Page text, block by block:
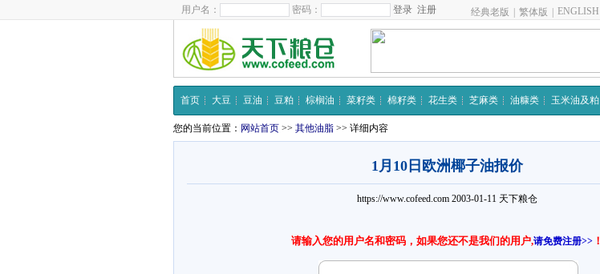
用户名： 密码： 注册 经典老版 繁体版 ENGLISH
首页 大豆 豆油 豆粕 棕榈油 菜籽类 棉籽类 花生类 芝麻类 油糠类 玉米油及粕
您的当前位置： 网站首页 >> 其他油脂 >> 详细内容
1月10日欧洲椰子油报价
https://www.cofeed.com 2003-01-11 天下粮仓
请输入您的用户名和密码，如果您还不是我们的用户,请免费注册>> ！